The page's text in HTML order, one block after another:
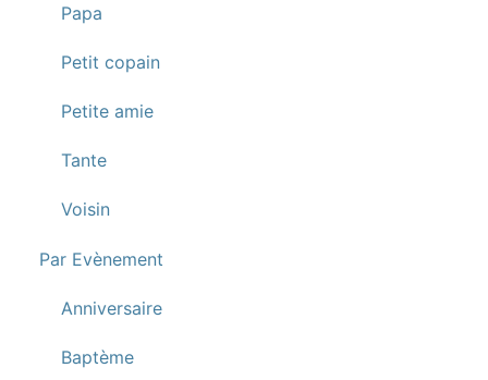
Papa
Petit copain
Petite amie
Tante
Voisin
Par Evènement
Anniversaire
Baptème